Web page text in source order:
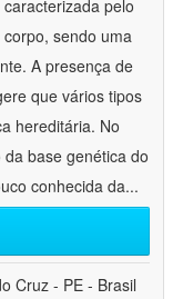
pelo
sendo uma
A presença de
que vários tipos
hereditária. No
base genética do
conhecida da...
Cruz - PE - Brasil